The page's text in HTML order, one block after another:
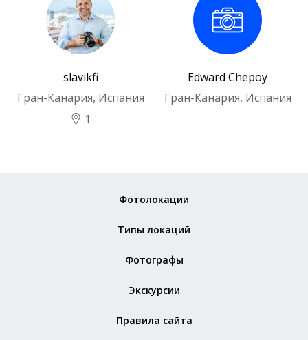
slavikfi
Гран-Канария, Испания
1
Edward Chepoy
Гран-Канария, Испания
Фотолокации
Типы локаций
Фотографы
Экскурсии
Правила сайта